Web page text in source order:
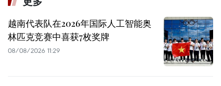
越南代表队在2026年国际人工智能奥
林匹克竞赛中喜获7枚奖牌
08/08/2026 11:29